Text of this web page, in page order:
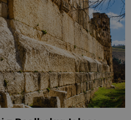
civilizace nebo dokonce
před jejím objevením.